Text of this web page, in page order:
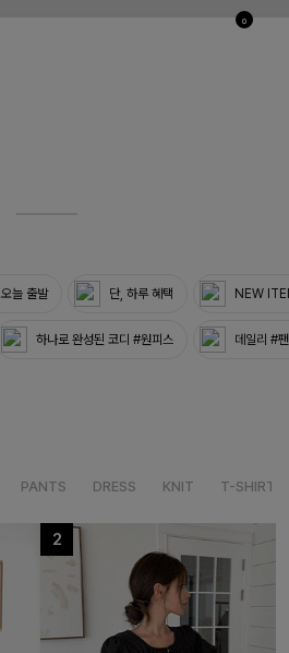
0
오늘 출발 단, 하루 혜택 NEW
하나로 완성된 코디 #원피스 데일리 #
PANTS DRESS KNIT T-SHIRT